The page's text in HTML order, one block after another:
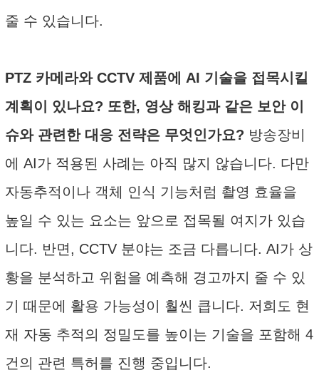
줄 수 있습니다.
PTZ 카메라와 CCTV 제품에 AI 기술을 접목시킬
계획이 있나요? 또한, 영상 해킹과 같은 보안 이
슈와 관련한 대응 전략은 무엇인가요? 방송장비
에 AI가 적용된 사례는 아직 많지 않습니다. 다만
자동추적이나 객체 인식 기능처럼 촬영 효율을
높일 수 있는 요소는 앞으로 접목될 여지가 있습
니다. 반면, CCTV 분야는 조금 다릅니다. AI가 상
황을 분석하고 위험을 예측해 경고까지 줄 수 있
기 때문에 활용 가능성이 훨씬 큽니다. 저희도 현
재 자동 추적의 정밀도를 높이는 기술을 포함해 4
건의 관련 특허를 진행 중입니다.